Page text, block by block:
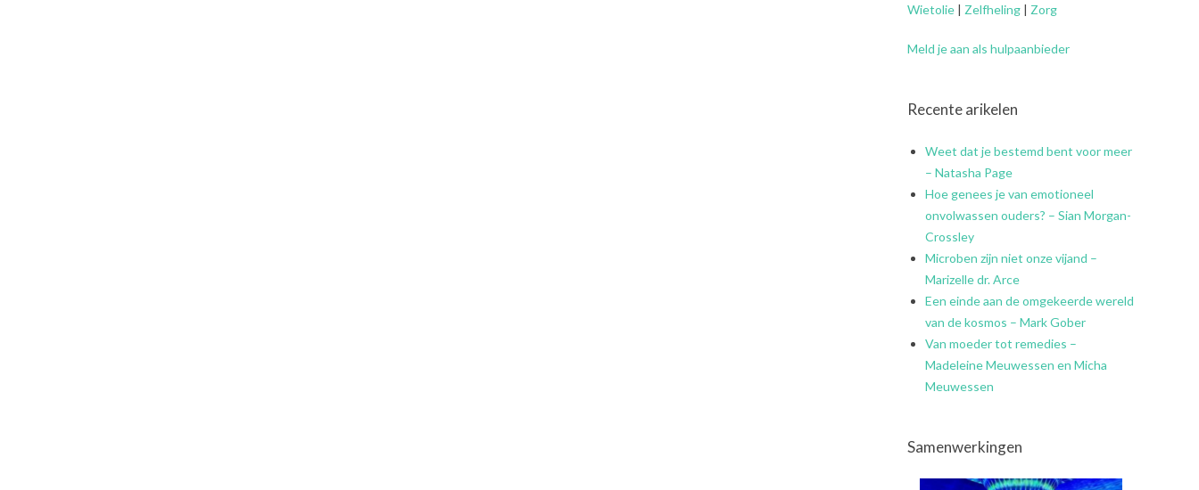
Wietolie | Zelfheling | Zorg
Meld je aan als hulpaanbieder
Recente arikelen
Weet dat je bestemd bent voor meer
– Natasha Page
Hoe genees je van emotioneel
onvolwassen ouders? – Sian Morgan-
Crossley
Microben zijn niet onze vijand –
Marizelle dr. Arce
Een einde aan de omgekeerde wereld
van de kosmos – Mark Gober
Van moeder tot remedies –
Madeleine Meuwessen en Micha
Meuwessen
Samenwerkingen